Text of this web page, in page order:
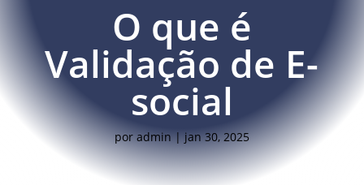
O que é
Validação de E-
social
poradmin|jan 30, 2025